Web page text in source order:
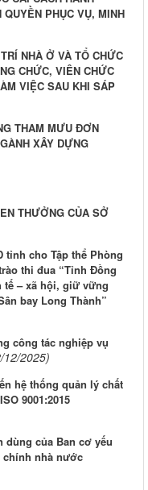
PHỤC VỤ, MINH
NHÀ Ở VÀ TỔ CHỨC
CHỨC, VIÊN CHỨC
VIỆC SAU KHI SÁP
THAM MƯU ĐƠN
XÂY DỰNG
THƯỞNG CỦA SỞ
tỉnh cho Tập thể Phòng
thi đua “Tỉnh Đồng
tế – xã hội, giữ vững
bay Long Thành”
công tác nghiệp vụ
12/2025)
hệ thống quản lý chất
9001:2015
của Ban cơ yếu
chính nhà nước